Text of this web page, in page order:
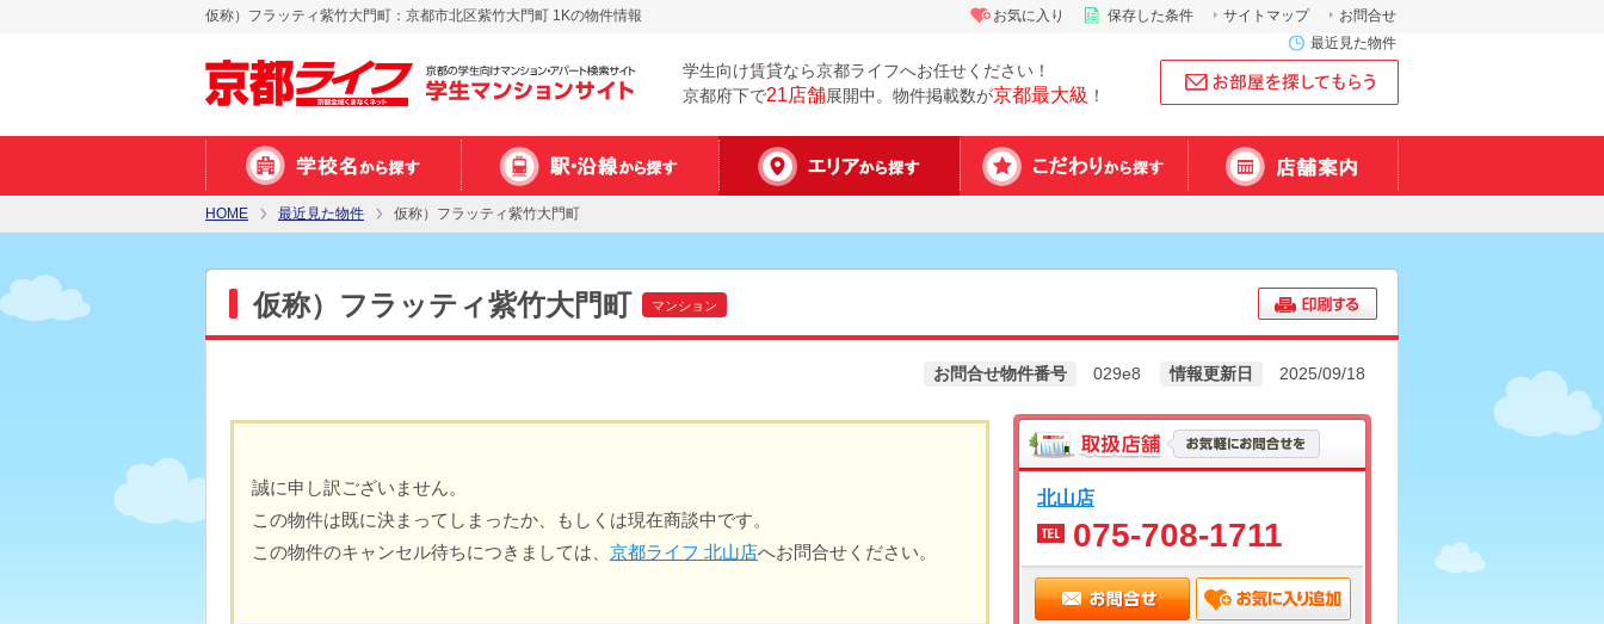
仮称）フラッティ紫竹大門町：京都市北区紫竹大門町 1Kの物件情報
学生向け賃貸なら京都ライフへお任せください！
京都府下で21店舗展開中。物件掲載数が京都最大級 ！
お問合せ
サイトマップ
保存した条件
お気に入り
最近見た物件
HOME 最近見た物件 仮称）フラッティ紫竹大門町
仮称）フラッティ紫竹大門町 マンション
お問合せ物件番号 029e8 情報更新日 2025/09/18
誠に申し訳ございません。
この物件は既に決まってしまったか、もしくは現在商談中です。
この物件のキャンセル待ちにつきましては、 京都ライフ 北山店へお問合せください。
北山店
075-708-1711